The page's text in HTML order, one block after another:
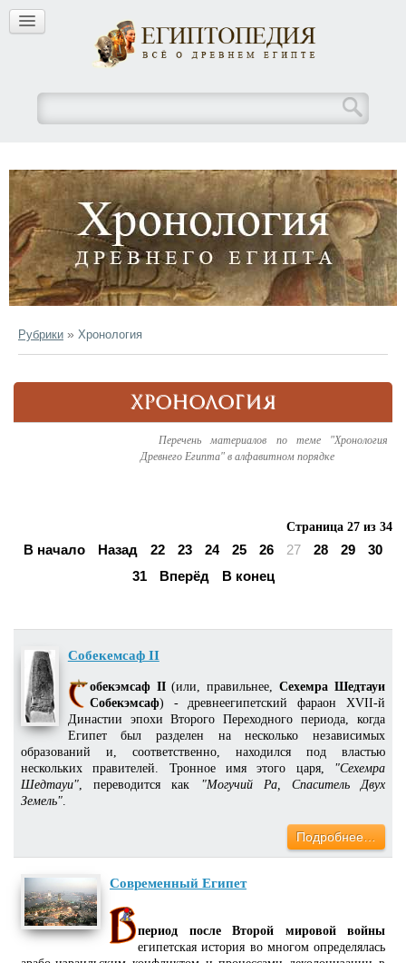
Рубрики » Хронология
ХРОНОЛОГИЯ
Перечень материалов по теме "Хронология
Древнего Египта" в алфавитном порядке
Страница 27 из 34
В начало Назад 22 23 24 25 26 27 28 29
30
31
Вперёд В конец
Собекемсаф II
обекэмсаф II(или, правильнее,Сехемра Шедтауи
Собекэмсаф) - древнеегипетский фараон XVII-й
Династии эпохи Второго Переходного периода, когда
Египет был разделен на несколько независимых
образований и, соответственно, находился под властью
нескольких правителей. Тронное имя этого царя, "Сехемра
Шедтауи", переводится как "Могучий Ра, Спаситель Двух
Земель".
Подробнее…
Современный Египет
период после Второй мировой войны
египетская история во многом определялась